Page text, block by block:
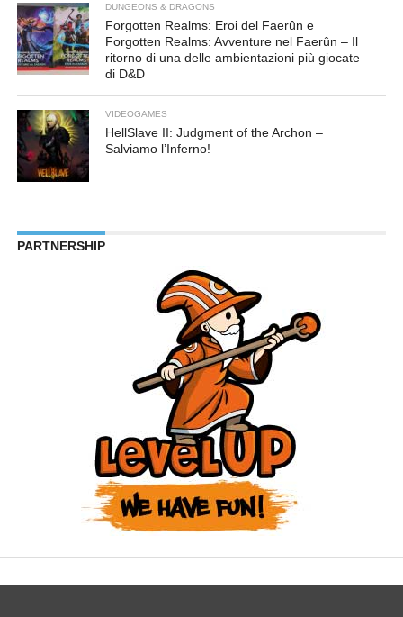
DUNGEONS & DRAGONS
Forgotten Realms: Eroi del Faerûn e
Forgotten Realms: Avventure nel Faerûn – Il
ritorno di una delle ambientazioni più giocate
di D&D
VIDEOGAMES
HellSlave II: Judgment of the Archon –
Salviamo l’Inferno!
PARTNERSHIP